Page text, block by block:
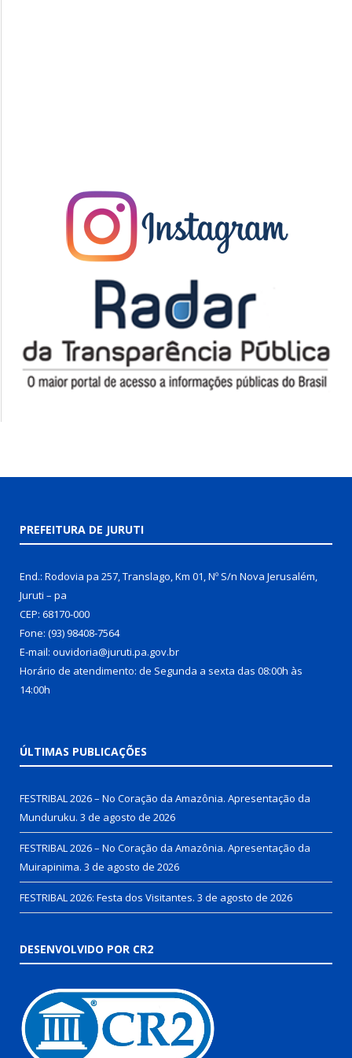
PREFEITURA DE JURUTI
End.: Rodovia pa 257, Translago, Km 01, Nº S/n Nova Jerusalém,
Juruti – pa
CEP: 68170-000
Fone: (93) 98408-7564
E-mail: ouvidoria@juruti.pa.gov.br
Horário de atendimento: de Segunda a sexta das 08:00h às
14:00h
ÚLTIMAS PUBLICAÇÕES
FESTRIBAL 2026 – No Coração da Amazônia. Apresentação da
Munduruku. 3 de agosto de 2026
FESTRIBAL 2026 – No Coração da Amazônia. Apresentação da
Muirapinima. 3 de agosto de 2026
FESTRIBAL 2026: Festa dos Visitantes. 3 de agosto de 2026
DESENVOLVIDO POR CR2